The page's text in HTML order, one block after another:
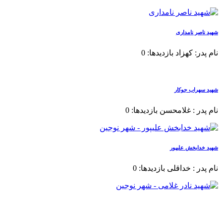
شهید ناصر نامداری
نام پدر: کهزاد بازدیدها: 0
شهید سهراب جوکار
نام پدر : غلامحسن بازدیدها: 0
شهید خدابخش علیپور
نام پدر : خداقلی بازدیدها: 0